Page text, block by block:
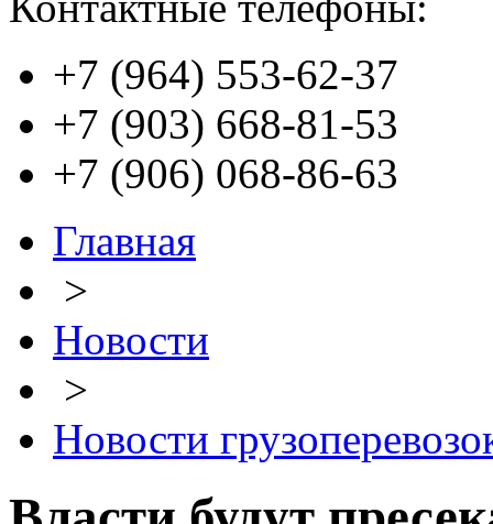
+7 (964) 553-62-37
+7 (903) 668-81-53
+7 (906) 068-86-63
Главная
>
Новости
>
Новости